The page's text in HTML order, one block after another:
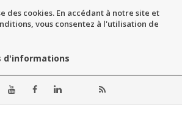
des cookies. En accédant à notre site et
vous consentez à l'utilisation de
d'informations